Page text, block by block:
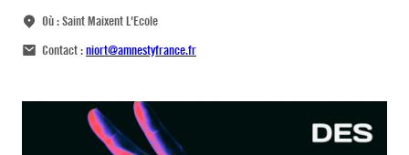
Où :Saint Maixent L'Ecole
Contact :niort@amnestyfrance.fr